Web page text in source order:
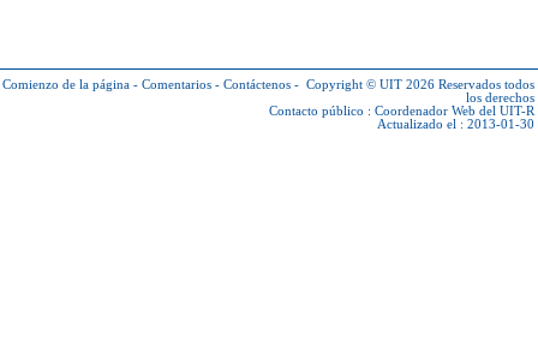
Comienzo de la página - Comentarios - Contáctenos - Copyright © UIT 2026 Reservados todos
los derechos
Contacto público : Coordenador Web del UIT-R
Actualizado el : 2013-01-30